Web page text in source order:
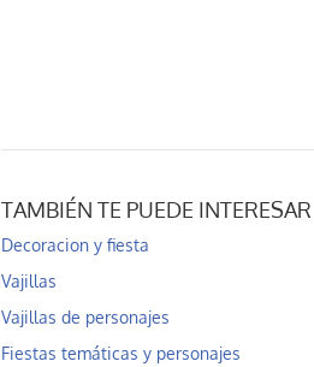
TAMBIÉN TE PUEDE INTERESAR
Decoracion y fiesta
Vajillas
Vajillas de personajes
Fiestas temáticas y personajes